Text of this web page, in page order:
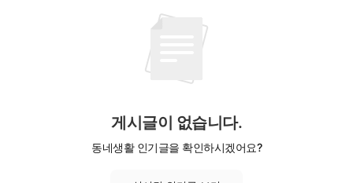
게시글이 없습니다.
동네생활 인기글을 확인하시겠어요?